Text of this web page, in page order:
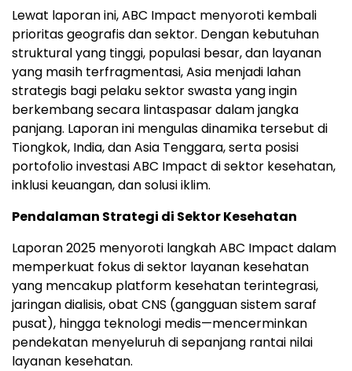
Lewat laporan ini, ABC Impact menyoroti kembali
prioritas geografis dan sektor. Dengan kebutuhan
struktural yang tinggi, populasi besar, dan layanan
yang masih terfragmentasi, Asia menjadi lahan
strategis bagi pelaku sektor swasta yang ingin
berkembang secara lintaspasar dalam jangka
panjang. Laporan ini mengulas dinamika tersebut di
Tiongkok, India, dan Asia Tenggara, serta posisi
portofolio investasi ABC Impact di sektor kesehatan,
inklusi keuangan, dan solusi iklim.
Pendalaman Strategi di Sektor Kesehatan
Laporan 2025 menyoroti langkah ABC Impact dalam
memperkuat fokus di sektor layanan kesehatan
yang mencakup platform kesehatan terintegrasi,
jaringan dialisis, obat CNS (gangguan sistem saraf
pusat), hingga teknologi medis—mencerminkan
pendekatan menyeluruh di sepanjang rantai nilai
layanan kesehatan.